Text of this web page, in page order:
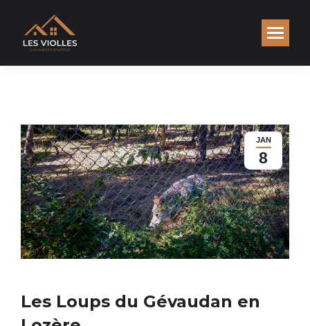
JAN
8
Les Loups du Gévaudan en